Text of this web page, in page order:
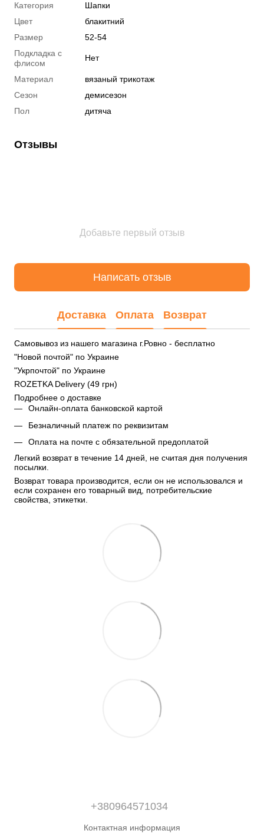
Категория
Шапки
Цвет
блакитний
Размер
52-54
Подкладка с
флисом
Нет
Материал
вязаный трикотаж
Сезон
демисезон
Пол
дитяча
Отзывы
Добавьте первый отзыв
Написать отзыв
Доставка Оплата Возврат
Самовывоз из нашего магазина г.Ровно - бесплатно
"Новой почтой" по Украине
"Укрпочтой" по Украине
ROZETKA Delivery (49 грн)
Подробнее о доставке
Онлайн-оплата банковской картой
Безналичный платеж по реквизитам
Оплата на почте с обязательной предоплатой
Легкий возврат в течение 14 дней, не считая дня получения
посылки.
Возврат товара производится, если он не использовался и
если сохранен его товарный вид, потребительские
свойства, этикетки.
+380964571034
Контактная информация